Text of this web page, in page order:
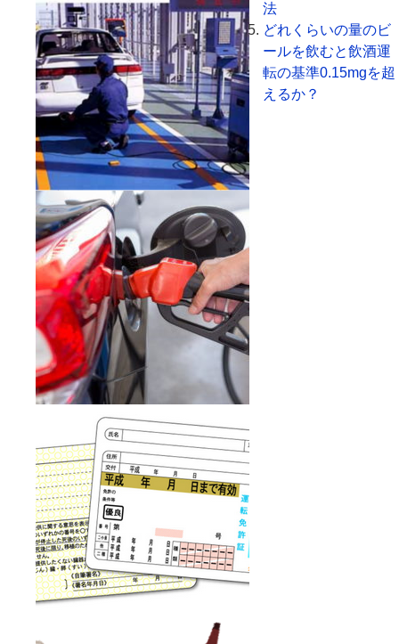
法
どれくらいの量のビ
ールを飲むと飲酒運
転の基準0.15mgを超
えるか？